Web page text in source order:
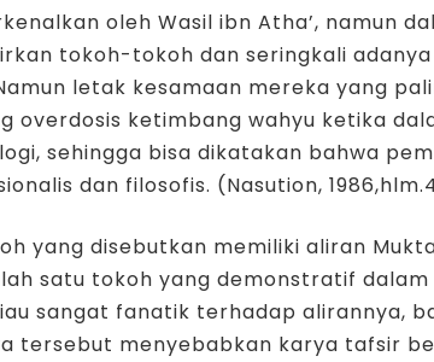
oleh Wasil ibn Atha’, namun
tokoh-tokoh dan seringkali
letak kesamaan mereka yang
overdosis ketimbang wahyu ketika
sehingga bisa dikatakan bahwa
dan filosofis. (Nasution,
yang disebutkan memiliki aliran
satu tokoh yang demonstratif
sangat fanatik terhadap alirannya,
tersebut menyebabkan karya tafsir